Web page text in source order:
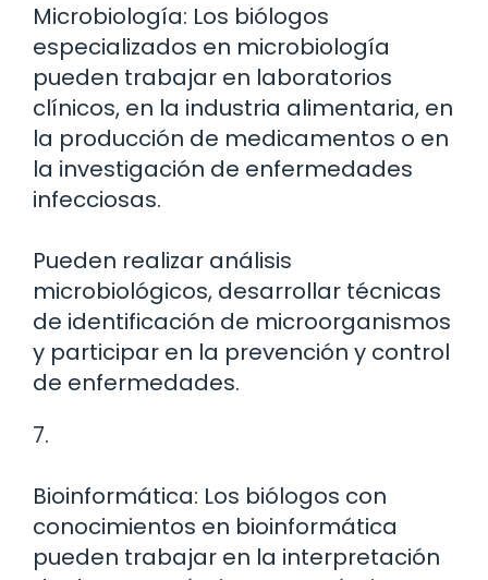
Microbiología: Los biólogos
especializados en microbiología
pueden trabajar en laboratorios
clínicos, en la industria alimentaria, en
la producción de medicamentos o en
la investigación de enfermedades
infecciosas.
Pueden realizar análisis
microbiológicos, desarrollar técnicas
de identificación de microorganismos
y participar en la prevención y control
de enfermedades.
7.
Bioinformática: Los biólogos con
conocimientos en bioinformática
pueden trabajar en la interpretación